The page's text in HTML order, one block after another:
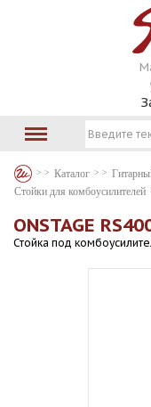
Каталог
Стойки для комбоусилителей
ONSTAGE
Стойка под